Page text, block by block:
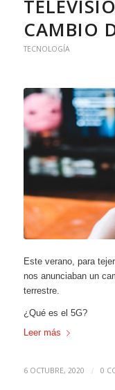
CAMBIO
TECNOLOGÍA
Este verano, para
nos anunciaban un
terrestre.
¿Qué es el 5G?
Leer más
6 OCTUBRE, 2020 / 0